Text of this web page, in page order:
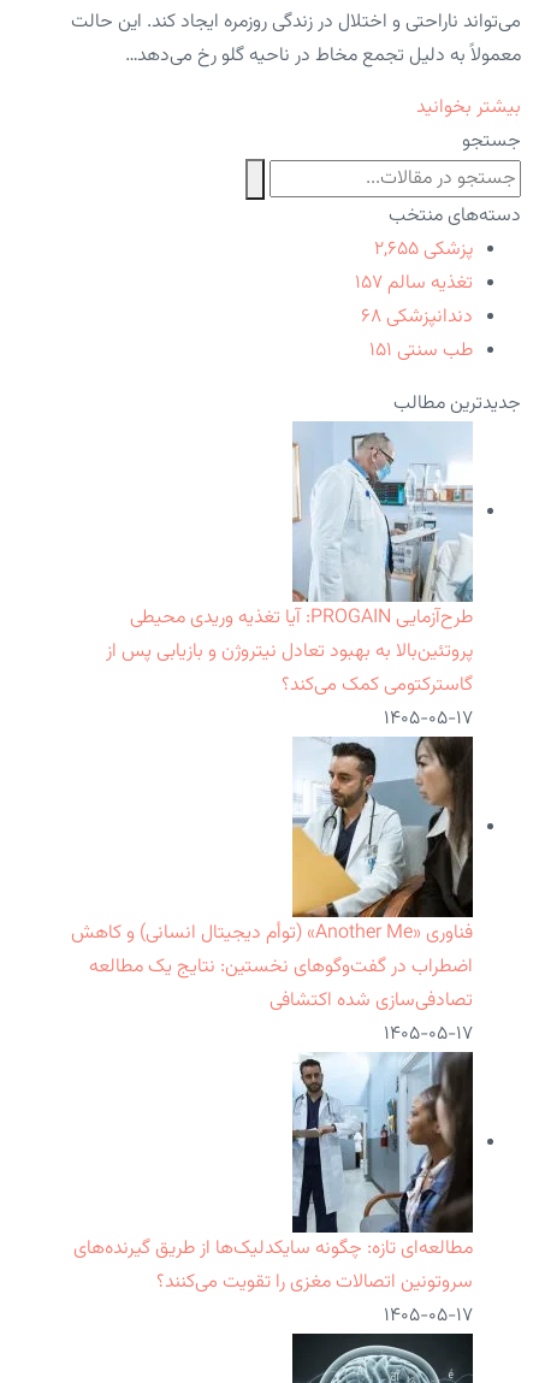
می‌تواند ناراحتی و اختلال در زندگی روزمره ایجاد کند. این حالت
معمولاً به دلیل تجمع مخاط در ناحیه گلو رخ می‌دهد…
بیشتر بخوانید
جستجو
دسته‌های منتخب
پزشکی ۲,۶۵۵
تغذیه سالم ۱۵۷
دندانپزشکی ۶۸
طب سنتی ۱۵۱
جدیدترین مطالب
طرح‌آزمایی PROGAIN: آیا تغذیه وریدی محیطی
پروتئین‌بالا به بهبود تعادل نیتروژن و بازیابی پس از
گاسترکتومی کمک می‌کند؟
۱۴۰۵-۰۵-۱۷
فناوری «Another Me» (توأم دیجیتال انسانی) و کاهش
اضطراب در گفت‌وگوهای نخستین: نتایج یک مطالعه
تصادفی‌سازی شده اکتشافی
۱۴۰۵-۰۵-۱۷
مطالعه‌ای تازه: چگونه سایکدلیک‌ها از طریق گیرنده‌های
سروتونین اتصالات مغزی را تقویت می‌کنند؟
۱۴۰۵-۰۵-۱۷